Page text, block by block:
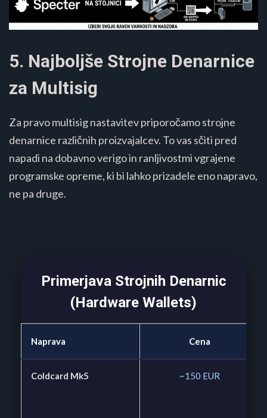
5. Najboljše Strojne Denarnice
za Multisig
Za pravo multisig nastavitev priporočamo strojne
denarnice različnih proizvajalcev. To vas sčiti pred
napadi na dobavno verigo in ranljivostmi vgrajene
programske opreme, ki bi lahko prizadele eno napravo,
ne pa druge.
Primerjava Strojnih Denarnic
(Hardware Wallets)
Naprava Cena
Coldcard Mk5 ~150 EUR